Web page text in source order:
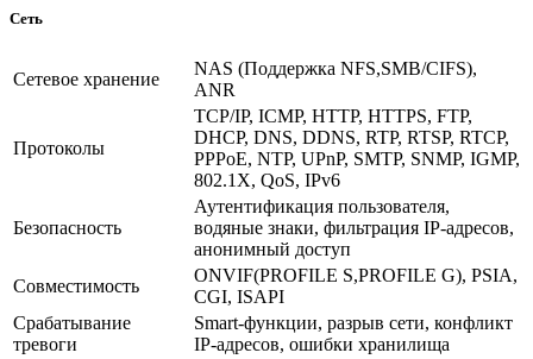
Сеть
Сетевое хранение
NAS (Поддержка NFS,SMB/CIFS),
ANR
Протоколы
TCP/IP, ICMP, HTTP, HTTPS, FTP,
DHCP, DNS, DDNS, RTP, RTSP, RTCP,
PPPoE, NTP, UPnP, SMTP, SNMP, IGMP,
802.1X, QoS, IPv6
Безопасность
Аутентификация пользователя,
водяные знаки, фильтрация IP-адресов,
анонимный доступ
Совместимость
ONVIF(PROFILE S,PROFILE G), PSIA,
CGI, ISAPI
Срабатывание
тревоги
Smart-функции, разрыв сети, конфликт
IP-адресов, ошибки хранилища